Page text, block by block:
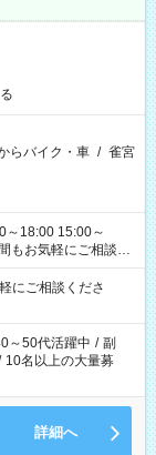
らバイク・車 / 雀宮
にご相談くださ
～50代活躍中 / 副
10名以上の大量募
詳細へ